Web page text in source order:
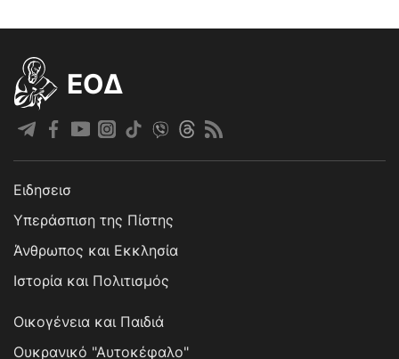
EOΔ
Ειδησεισ
Υπεράσπιση της Πίστης
Άνθρωπος και Εκκλησία
Ιστορία και Πολιτισμός
Οικογένεια και Παιδιά
Ουκρανικό "Αυτοκέφαλο"